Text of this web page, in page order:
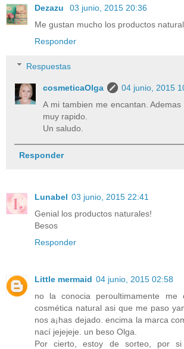
Dezazu
03 junio, 2015 20:36
Me gustan mucho los productos
Responder
Respuestas
cosmeticaOlga
04 junio, 2015
A mi tambien me encantan.
muy rapido.
Un saludo.
Responder
Lunabel 03 junio, 2015 22:41
Genial los productos naturales!
Besos
Responder
Little mermaid 04 junio, 2015 02:58
no la conocia peroultimamente me
cosmética natural asi que me paso
nos a¡has dejado. encima la marca
nací jejejeje. un beso Olga.
Por cierto, estoy de sorteo, por